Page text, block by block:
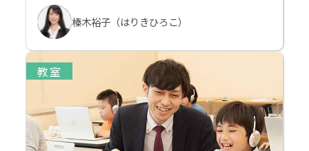
榛木裕子（はりきひろこ）
教室